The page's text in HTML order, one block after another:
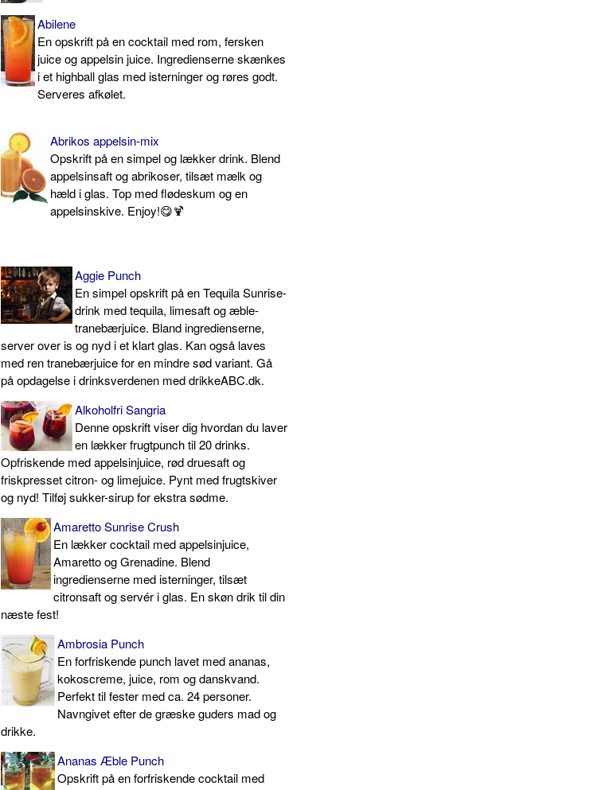
Abilene
En opskrift på en cocktail med rom, fersken
juice og appelsin juice. Ingredienserne skænkes
i et highball glas med isterninger og røres godt.
Serveres afkølet.
Abrikos appelsin-mix
Opskrift på en simpel og lækker drink. Blend
appelsinsaft og abrikoser, tilsæt mælk og
hæld i glas. Top med flødeskum og en
appelsinskive. Enjoy!😋🍹
Aggie Punch
En simpel opskrift på en Tequila Sunrise-
drink med tequila, limesaft og æble-
tranebærjuice. Bland ingredienserne,
server over is og nyd i et klart glas. Kan også laves
med ren tranebærjuice for en mindre sød variant. Gå
på opdagelse i drinksverdenen med drikkeABC.dk.
Alkoholfri Sangria
Denne opskrift viser dig hvordan du laver
en lækker frugtpunch til 20 drinks.
Opfriskende med appelsinjuice, rød druesaft og
friskpresset citron- og limejuice. Pynt med frugtskiver
og nyd! Tilføj sukker-sirup for ekstra sødme.
Amaretto Sunrise Crush
En lækker cocktail med appelsinjuice,
Amaretto og Grenadine. Blend
ingredienserne med isterninger, tilsæt
citronsaft og servér i glas. En skøn drik til din
næste fest!
Ambrosia Punch
En forfriskende punch lavet med ananas,
kokoscreme, juice, rom og danskvand.
Perfekt til fester med ca. 24 personer.
Navngivet efter de græske guders mad og
drikke.
Ananas Æble Punch
Opskrift på en forfriskende cocktail med